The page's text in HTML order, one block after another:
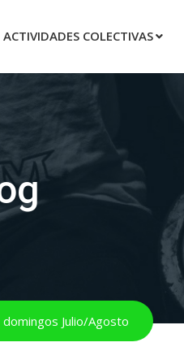
ACTIVIDADES COLECTIVAS
Julio/Agosto